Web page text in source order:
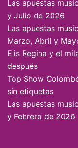
Las apuestas
y Julio de 2026
Las apuestas
Marzo, Abril y
Elis Regina y el
después
Top Show
sin etiquetas
Las apuestas
y Febrero de 2026